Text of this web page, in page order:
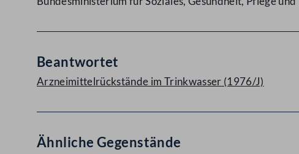
Beantwortet
Arzneimittelrückstände im Trinkwasser (1976/J)
Ähnliche Gegenstände